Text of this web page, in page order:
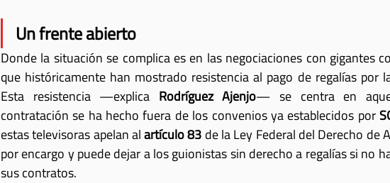
Un frente abierto
Donde la situación se complica es en las negociaciones con gigantes
que históricamente han mostrado resistencia al pago de regalías por
Esta resistencia —explica Rodríguez Ajenjo— se centra en
contratación se ha hecho fuera de los convenios ya establecidos por
estas televisoras apelan al artículo 83 de la Ley Federal del Derecho de
por encargo y puede dejar a los guionistas sin derecho a regalías si no
sus contratos.